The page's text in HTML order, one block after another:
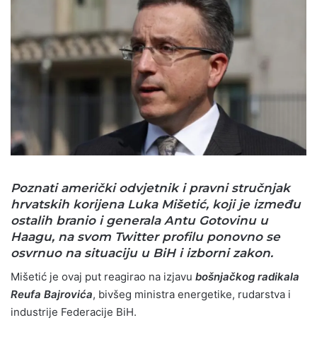
Poznati američki odvjetnik i pravni stručnjak
hrvatskih korijena Luka Mišetić, koji je između
ostalih branio i generala Antu Gotovinu u
Haagu, na svom Twitter profilu ponovno se
osvrnuo na situaciju u BiH i izborni zakon.
Mišetić je ovaj put reagirao na izjavu bošnjačkog radikala
Reufa Bajrovića, bivšeg ministra energetike, rudarstva i
industrije Federacije BiH.